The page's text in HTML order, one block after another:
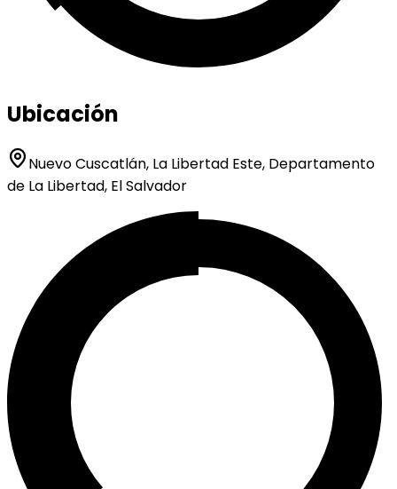
Ubicación
Nuevo Cuscatlán, La Libertad Este, Departamento
de La Libertad, El Salvador